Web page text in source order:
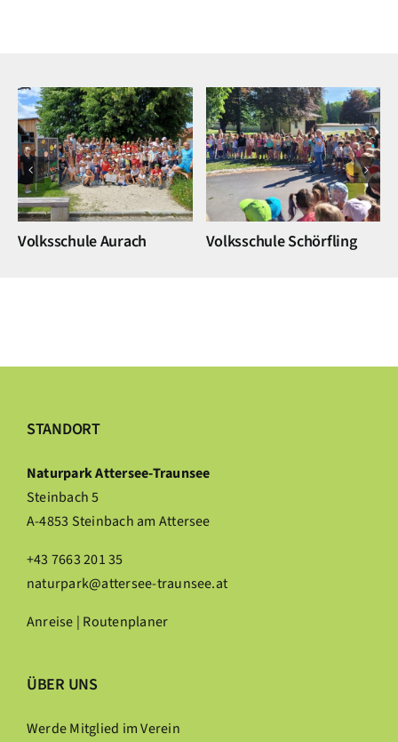
Volksschule Aurach Volksschule Schörfling
STANDORT
Naturpark Attersee-Traunsee
Steinbach 5
A-4853 Steinbach am Attersee
+43 7663 201 35
naturpark@attersee-traunsee.at
Anreise | Routenplaner
ÜBER UNS
Werde Mitglied im Verein